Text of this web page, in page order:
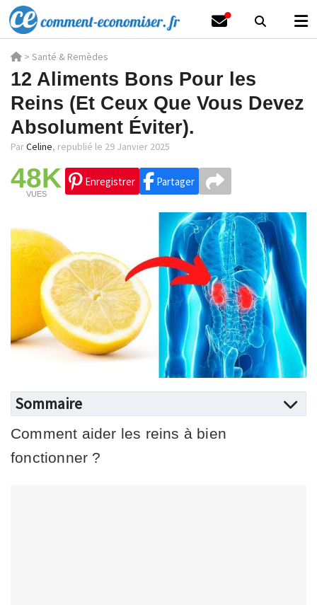
> Santé & Remèdes
12 Aliments Bons Pour les
Reins (Et Ceux Que Vous Devez
Absolument Éviter).
ParCeline, republié le 29 Janvier 2025
48K
VUES
Enregistrer Partager
Sommaire
Comment aider les reins à bien
fonctionner ?